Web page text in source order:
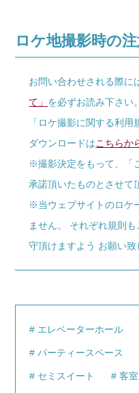
ロケ地撮影時の
お問い合わせされる際に
て」 を必ずお読み下さい。
「ロケ撮影に関する利
ダウンロードはこちらか
※撮影決定をもって、「
承諾頂いたものとさせて
※当ウェブサイトのロケ
ません。 それぞれ規則
守頂けますよう お願い致
エレベーターホール
パーティースペース
セミスイート 客室